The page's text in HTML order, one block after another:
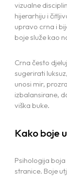
vizualne
hijerarhiju i
upravo crna i
boje služe kao
Crna često
sugerirati
unosi mir,
izbalansirane,
viška buke.
Kako boje
Psihologija
stranice. Boje